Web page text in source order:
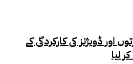
اور ڈویژنز کی کارکردگی کے